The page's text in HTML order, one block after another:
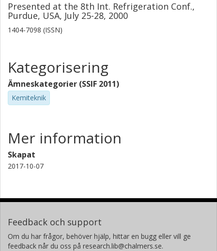
Presented at the 8th Int. Refrigeration Conf.,
Purdue, USA, July 25-28, 2000
1404-7098 (ISSN)
Kategorisering
Ämneskategorier (SSIF 2011)
Kemiteknik
Mer information
Skapat
2017-10-07
Feedback och support
Om du har frågor, behöver hjälp, hittar en bugg eller vill ge
feedback når du oss på research.lib@chalmers.se.